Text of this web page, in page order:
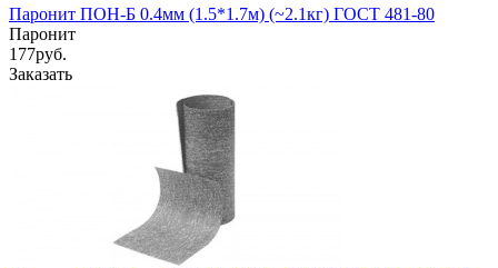
Паронит ПОН-Б 0.4мм (1.5*1.7м) (~2.1кг) ГОСТ 481-80
Паронит
177руб.
Заказать